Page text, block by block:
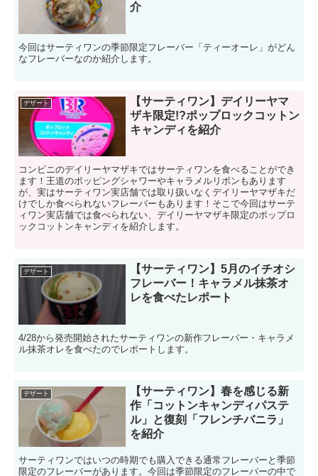
介
今回はサーティワンの季節限定フレーバー「ティーオーレ」がどん
なフレーバーなのか紹介します。
デザート
【サーティワン】デイリーヤマ
ザキ限定!?ポップロックコットン
キャンディを紹介
コンビニのデイリーヤマザキではサーティワンを食べることができ
ます！王道のポッピングシャワーやキャラメルリボンもあります
が、実はサーティワン実店舗では取り扱いなくデイリーヤマザキだ
けでしか食べられないフレーバーもあります！そこで今回はサーテ
ィワン実店舗では食べられない、デイリーヤマザキ限定のポップロ
ックコットンキャンディを紹介します。
デザート
【サーティワン】5月のイチオシ
フレーバー！キャラメル抹茶オ
レを食べたレポート
4/28から発売開始されたサーティワンの新作フレーバー・キャラメ
ル抹茶オレを食べたのでレポートします。
デザート
【サーティワン】春を感じる新
作「コットンキャンディパステ
ル」と復刻「フレンチバニラ」
を紹介
サーティワンではいつの時期でも購入できる通常フレーバーと季節
限定のフレーバーがあります。今回は季節限定のフレーバーの中で